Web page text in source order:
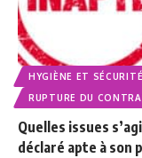
HYGIÈNE ET
RUPTURE DU
Quelles issues
déclaré apte à son